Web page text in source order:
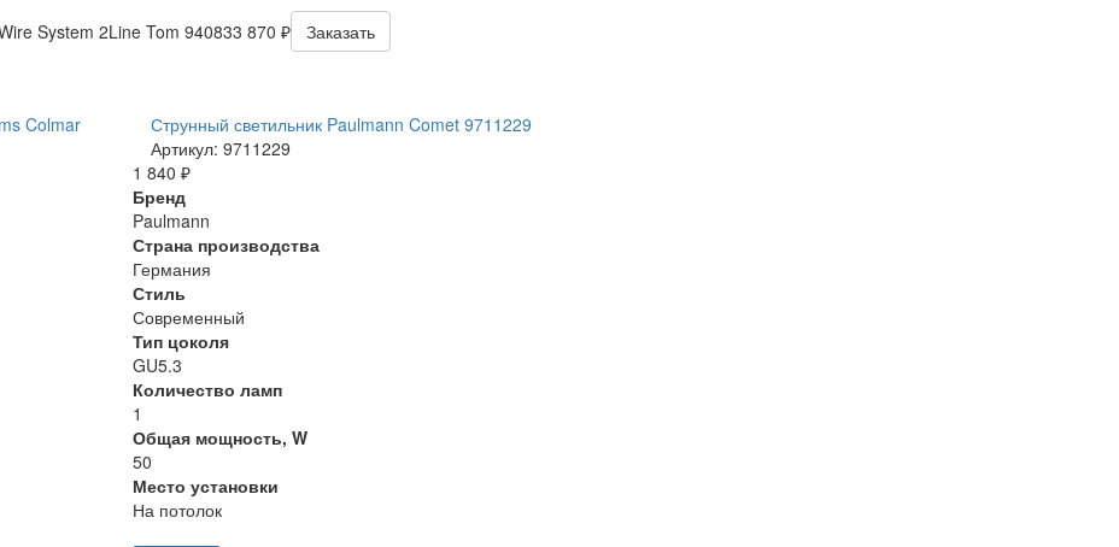
System 2Line Tom 940833 870 ₽
Заказать
Colmar
Струнный светильник Paulmann Comet 9711229
Артикул: 9711229
1 840 ₽
Бренд
Paulmann
Страна производства
Германия
Стиль
Современный
Тип цоколя
GU5.3
Количество ламп
1
Общая мощность, W
50
Место установки
На потолок